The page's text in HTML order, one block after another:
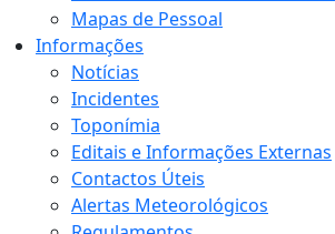
Mapas de Pessoal
Informações
Notícias
Incidentes
Toponímia
Editais e Informações Externas
Contactos Úteis
Alertas Meteorológicos